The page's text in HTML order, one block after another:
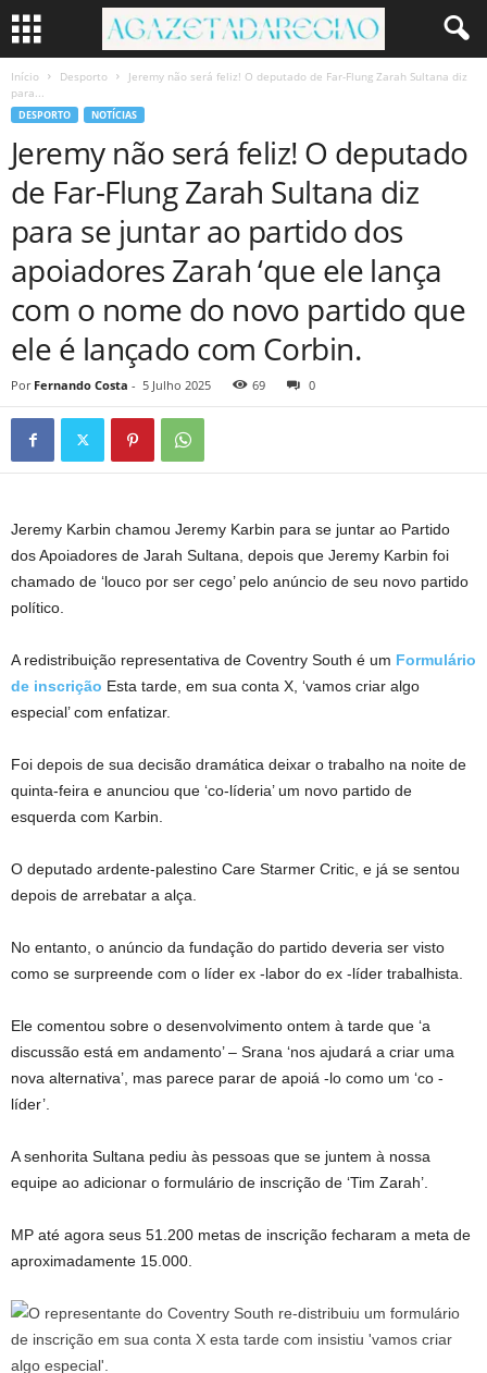
Início Desporto
Jeremy não será feliz! O deputado de Far-Flung Zarah Sultana diz
para...
DESPORTO NOTÍCIAS
Jeremy não será feliz! O deputado
de Far-Flung Zarah Sultana diz
para se juntar ao partido dos
apoiadores Zarah ‘que ele lança
com o nome do novo partido que
ele é lançado com Corbin.
Por Fernando Costa - 5 Julho 2025 69 0
Jeremy Karbin chamou Jeremy Karbin para se juntar ao Partido
dos Apoiadores de Jarah Sultana, depois que Jeremy Karbin foi
chamado de ‘louco por ser cego’ pelo anúncio de seu novo partido
político.
A redistribuição representativa de Coventry South é um Formulário
de inscrição Esta tarde, em sua conta X, ‘vamos criar algo
especial’ com enfatizar.
Foi depois de sua decisão dramática deixar o trabalho na noite de
quinta-feira e anunciou que ‘co-líderia’ um novo partido de
esquerda com Karbin.
O deputado ardente-palestino Care Starmer Critic, e já se sentou
depois de arrebatar a alça.
No entanto, o anúncio da fundação do partido deveria ser visto
como se surpreende com o líder ex -labor do ex -líder trabalhista.
Ele comentou sobre o desenvolvimento ontem à tarde que ‘a
discussão está em andamento’ – Srana ‘nos ajudará a criar uma
nova alternativa’, mas parece parar de apoiá -lo como um ‘co -
líder’.
A senhorita Sultana pediu às pessoas que se juntem à nossa
equipe ao adicionar o formulário de inscrição de ‘Tim Zarah’.
MP até agora seus 51.200 metas de inscrição fecharam a meta de
aproximadamente 15.000.